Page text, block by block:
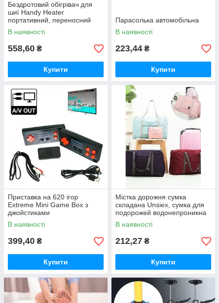
Бездротовий обігрівач для
шиї Handy Heater
портативний, переносний
обігрівач для шиї
В наявності
558,60 ₴
Купити
Парасолька автомобільна
В наявності
223,44 ₴
Купити
Приставка на 620 ігор
Extreme Mini Game Box з
джойстиками
В наявності
399,40 ₴
Купити
Містка дорожня сумка
складана Unsiex, сумка для
подорожей водонепроникна
на замку
В наявності
212,27 ₴
Купити